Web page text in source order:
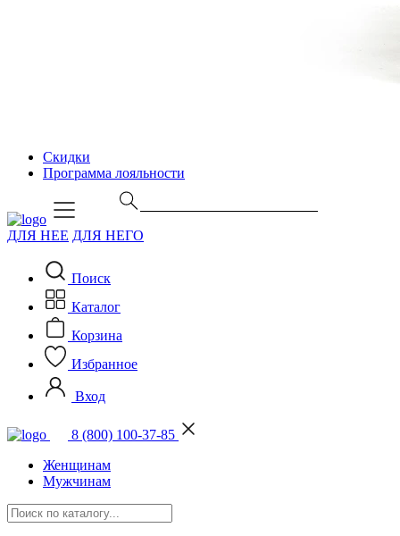
Скидки
Программа лояльности
ДЛЯ НЕЕ ДЛЯ НЕГО
Поиск
Каталог
Корзина
Избранное
Вход
8 (800) 100-37-85
Женщинам
Мужчинам